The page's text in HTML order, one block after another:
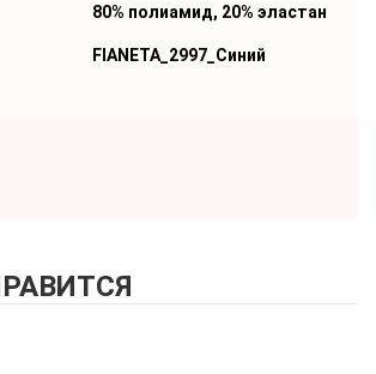
80% полиамид, 20% эластан
FIANETA_2997_Синий